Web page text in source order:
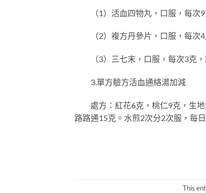
（1）活血四物丸，口服，每次9
（2）複方丹參片，口服，每次4
（3）三七末，口服，每次3克，
3.單方驗方活血通絡湯加減
處方：紅花6克，桃仁9克，生地
路路通15克。水煎2次分2次服，每日
This